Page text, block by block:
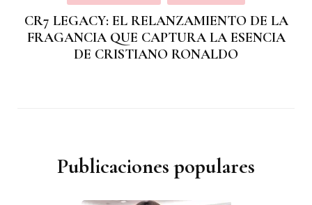
CR7 LEGACY: EL RELANZAMIENTO DE LA
FRAGANCIA QUE CAPTURA LA ESENCIA
DE CRISTIANO RONALDO
Publicaciones populares